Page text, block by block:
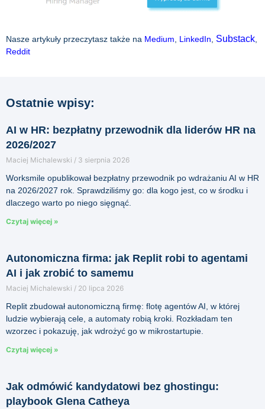
Nasze artykuły przeczytasz także na Medium LinkedIn Substack
Reddit
Ostatnie wpisy:
AI w HR: bezpłatny przewodnik dla liderów HR na
2026/2027
Maciej Michalewski 3 sierpnia 2026
Worksmile opublikował bezpłatny przewodnik po wdrażaniu AI w HR
na 2026/2027 rok. Sprawdziliśmy go: dla kogo jest, co w środku i
dlaczego warto po niego sięgnąć.
Czytaj więcej »
Autonomiczna firma: jak Replit robi to agentami
AI i jak zrobić to samemu
Maciej Michalewski 20 lipca 2026
Replit zbudował autonomiczną firmę: flotę agentów AI, w której
ludzie wybierają cele, a automaty robią kroki. Rozkładam ten
wzorzec i pokazuję, jak wdrożyć go w mikrostartupie.
Czytaj więcej »
Jak odmówić kandydatowi bez ghostingu:
playbook Glena Catheya